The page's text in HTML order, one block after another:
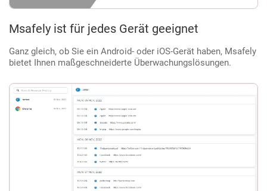
Msafely ist für jedes Gerät geeignet
Ganz gleich, ob Sie ein Android- oder iOS-Gerät haben, Msafely
bietet Ihnen maßgeschneiderte Überwachungslösungen.